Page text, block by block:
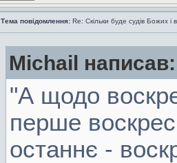
Тема повідомлення: Re: Скільки буде судів Божих і
Michail написав:
"А щодо
перше
останнє -